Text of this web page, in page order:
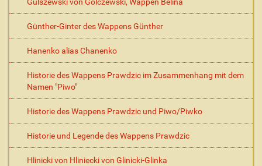
Günther-Ginter des Wappens Günther
Hanenko alias Chanenko
Historie des Wappens Prawdzic im Zusammenhang mit dem
Namen "Piwo"
Historie des Wappens Prawdzic und Piwo/Piwko
Historie und Legende des Wappens Prawdzic
Hlinicki von Hliniecki von Glinicki-Glinka